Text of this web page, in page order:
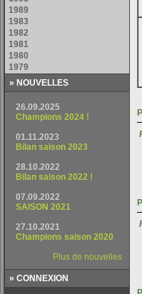
» NOUVELLES
» CONNEXION